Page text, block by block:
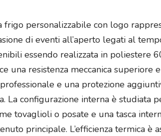
frigo personalizzabile con logo
di eventi all’aperto legati al
essendo realizzata in poliestere
una resistenza meccanica
e una protezione
La configurazione interna è studiata
tovaglioli o posate e una tasca
principale. L’efficienza termica è